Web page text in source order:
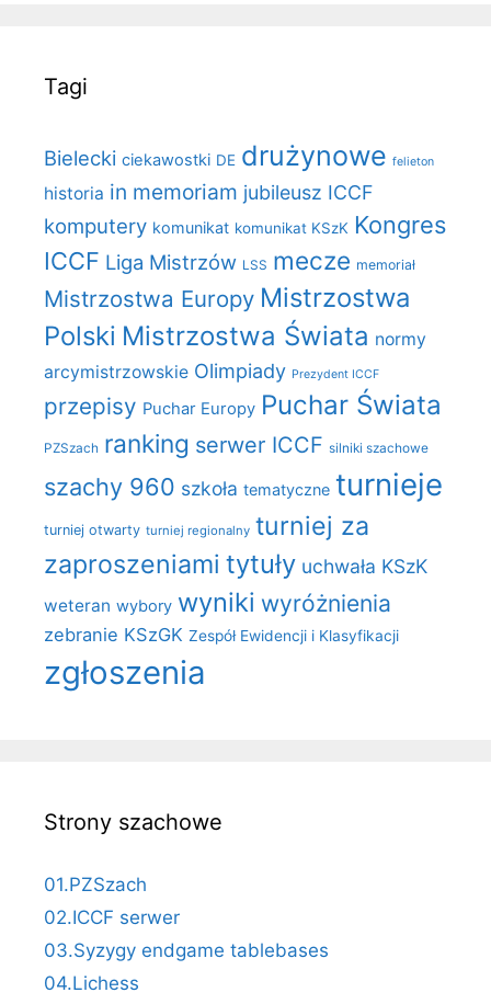
Tagi
Bielecki ciekawostki DE drużynowe felieton
historia in memoriam jubileusz ICCF
komputery komunikat komunikat KSzK Kongres
ICCF Liga Mistrzów LSS mecze memoriał
Mistrzostwa Europy Mistrzostwa
Polski Mistrzostwa Świata normy
arcymistrzowskie Olimpiady Prezydent ICCF
przepisy Puchar Europy Puchar Świata
PZSzach ranking serwer ICCF silniki szachowe
szachy 960 szkoła tematyczne turnieje
turniej otwarty turniej regionalny turniej za
zaproszeniami tytuły uchwała KSzK
weteran wybory wyniki wyróżnienia
zebranie KSzGK Zespół Ewidencji i Klasyfikacji
zgłoszenia
Strony szachowe
01.PZSzach
02.ICCF serwer
03.Syzygy endgame tablebases
04.Lichess